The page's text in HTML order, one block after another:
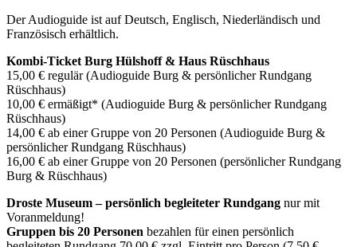
Der Audioguide ist auf Deutsch, Englisch, Niederländisch und
Französisch erhältlich.
Kombi-Ticket Burg Hülshoff & Haus Rüschhaus
15,00 € regulär (Audioguide Burg & persönlicher Rundgang
Rüschhaus)
10,00 € ermäßigt* (Audioguide Burg & persönlicher Rundgang
Rüschhaus)
14,00 € ab einer Gruppe von 20 Personen (Audioguide Burg &
persönlicher Rundgang Rüschhaus)
16,00 € ab einer Gruppe von 20 Personen (persönlicher Rundgang
Burg & Rüschhaus)
Droste Museum – persönlich begleiteter Rundgang nur mit
Voranmeldung!
Gruppen bis 20 Personen bezahlen für einen persönlich